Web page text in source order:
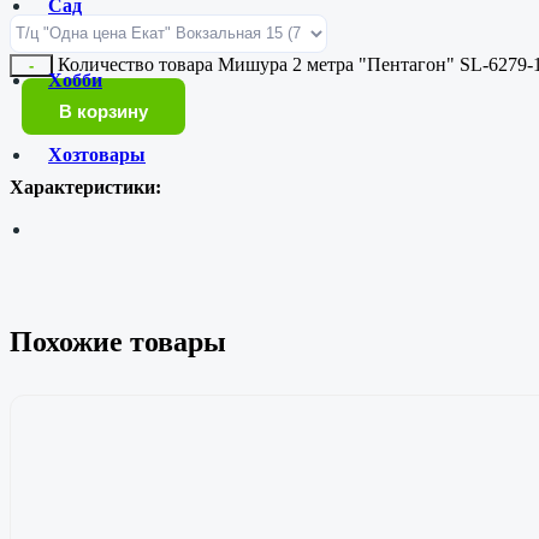
Сад
Хобби
Хозтовары
- Количество товара Мишура 2 метра "Пентагон" SL-6279-
В корзину
Характеристики:
Похожие товары